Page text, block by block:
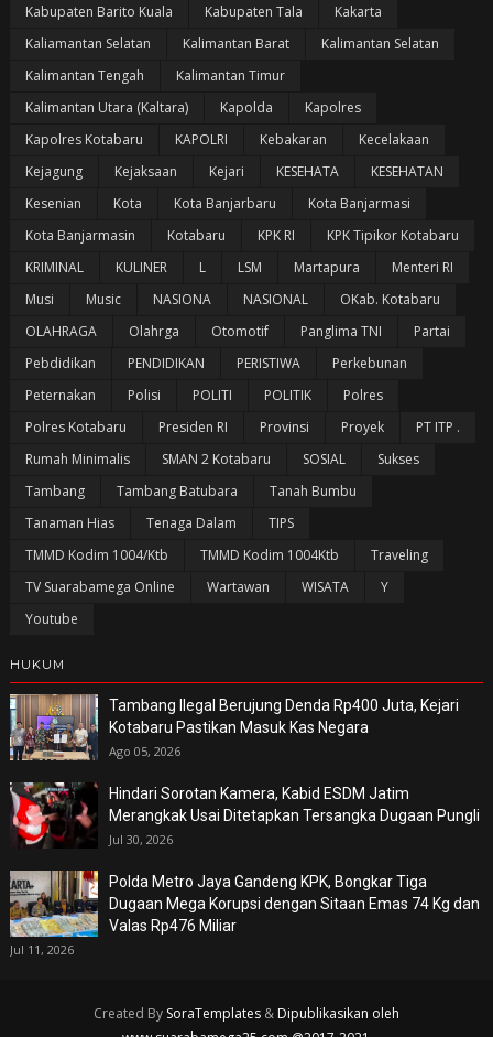
Kabupaten Barito Kuala
Kabupaten Tala
Kakarta
Kaliamantan Selatan
Kalimantan Barat
Kalimantan Selatan
Kalimantan Tengah
Kalimantan Timur
Kalimantan Utara (Kaltara)
Kapolda
Kapolres
Kapolres Kotabaru
KAPOLRI Kebakaran
Kecelakaan
Kejagung
Kejaksaan Kejari KESEHATA
KESEHATAN
Kesenian
Kota Kota Banjarbaru
Kota Banjarmasi
Kota Banjarmasin
Kotabaru KPK RI
KPK Tipikor Kotabaru
KRIMINAL
KULINER L LSM Martapura
Menteri RI
Musi
Music NASIONA NASIONAL
OKab. Kotabaru
OLAHRAGA
Olahrga Otomotif Panglima TNI
Partai
Pebdidikan
PENDIDIKAN PERISTIWA
Perkebunan
Peternakan
Polisi POLITI POLITIK
Polres
Polres Kotabaru
Presiden RI Provinsi Proyek
PT ITP .
Rumah Minimalis
SMAN 2 Kotabaru SOSIAL
Sukses
Tambang
Tambang Batubara
Tanah Bumbu
Tanaman Hias
Tenaga Dalam
TIPS
TMMD Kodim 1004/Ktb
TMMD Kodim 1004Ktb
Traveling
TV Suarabamega Online
Wartawan WISATA
Y
Youtube
HUKUM
Tambang Ilegal Berujung Denda Rp400 Juta, Kejari
Kotabaru Pastikan Masuk Kas Negara
Ago 05, 2026
Hindari Sorotan Kamera, Kabid ESDM Jatim
Merangkak Usai Ditetapkan Tersangka Dugaan Pungli
Jul 30, 2026
Polda Metro Jaya Gandeng KPK, Bongkar Tiga
Dugaan Mega Korupsi dengan Sitaan Emas 74 Kg dan
Valas Rp476 Miliar
Jul 11, 2026
Created By SoraTemplates& Dipublikasikan oleh